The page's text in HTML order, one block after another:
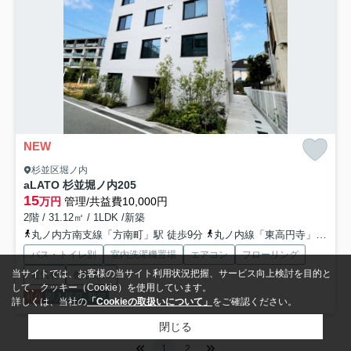
NEW
杉並区堀ノ内
aLATO 杉並堀ノ内205
15万円 管理/共益費10,000円
2階 / 31.12㎡ / 1LDK /新築
丸ノ内方南支線「方南町」駅 徒歩9分
丸ノ内線「東高円寺」駅 徒歩18分
バス・トイレ別 室内洗濯機置場 エアコン
フローリング
電気有
都市ガス
礼0
即入居可 新築
1 2
当サイトでは、お客様の当サイト利用状況把握、サービス向上検討を目的と
して、クッキー（Cookie）を使用しています。
詳しくは、当社の「Cookieの取扱いについて」 をご確認ください。
閉じる